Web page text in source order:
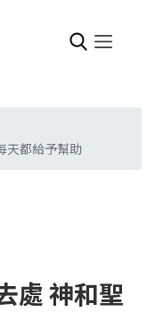
天都給予幫助
處 神和聖